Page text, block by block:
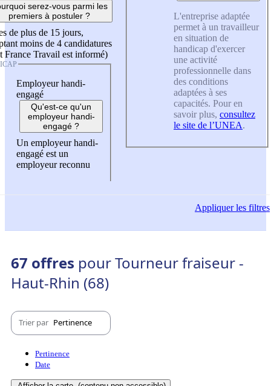
serez-vous parmi les
premiers à postuler ?
de plus de 15 jours,
moins de 4 candidatures
France Travail est informé)
Employeur handi-
engagé
Qu'est-ce qu'un
employeur handi-
engagé ?
Un employeur handi-
engagé est un
employeur reconnu
L'entreprise adaptée
permet à un travailleur
en situation de
handicap d'exercer
une activité
professionnelle dans
des conditions
adaptées à ses
capacités. Pour en
savoir plus, consultez
le site de l’UNEA.
Appliquerles filtres
67 offres pour Tourneur fraiseur -
Haut-Rhin (68)
Trier par Pertinence
Pertinence
Date